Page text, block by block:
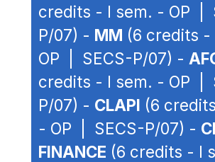
credits - I sem. - OP |
P/07) - MM (6 credits -
OP | SECS-P/07) -
credits - I sem. - OP |
P/07) - CLAPI (6
- OP | SECS-P/07) -
FINANCE (6 credits - I